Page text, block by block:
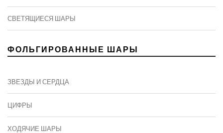
СВЕТЯЩИЕСЯ ШАРЫ
ФОЛЬГИРОВАННЫЕ ШАРЫ
ЗВЕЗДЫ И СЕРДЦА
ЦИФРЫ
ХОДЯЧИЕ ШАРЫ